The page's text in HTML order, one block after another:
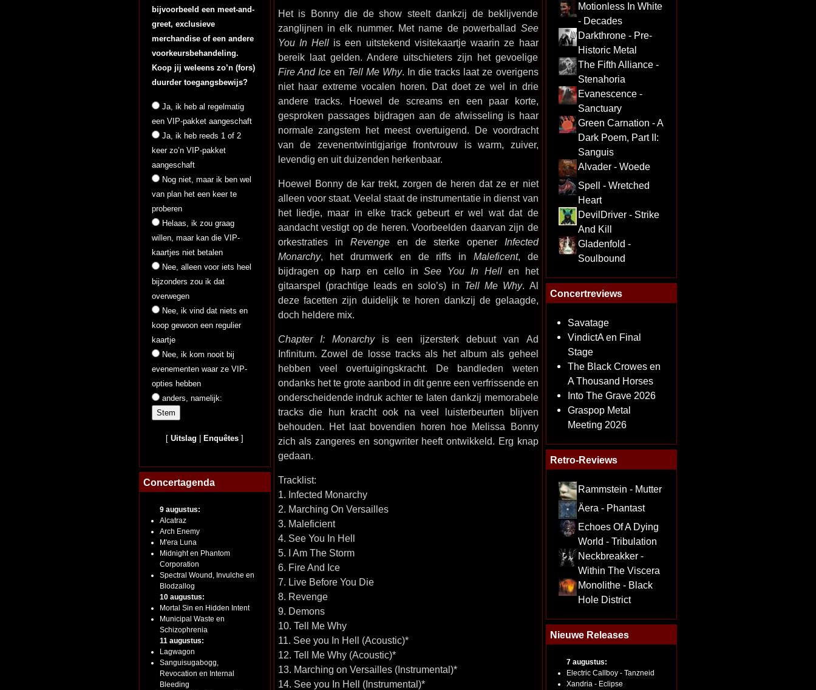
bijvoorbeeld een meet-and-
greet, exclusieve
merchandise of een andere
voorkeursbehandeling.
Koop jij weleens zo’n (fors)
duurder toegangsbewijs?
Ja, ik heb al regelmatig
een VIP-pakket aangeschaft
Ja, ik heb reeds 1 of 2
keer zo’n VIP-pakket
aangeschaft
Nog niet, maar ik ben wel
van plan het een keer te
proberen
Helaas, ik zou graag
willen, maar kan die VIP-
kaartjes niet betalen
Nee, alleen voor iets heel
bijzonders zou ik dat
overwegen
Nee, ik vind dat niets en
koop gewoon een regulier
kaartje
Nee, ik kom nooit bij
evenementen waar ze VIP-
opties hebben
anders, namelijk:
[Uitslag Enquêtes ]
Concertagenda
9 augustus:
Alcatraz
Arch Enemy
M'era Luna
Midnight en Phantom
Corporation
Spectral Wound, Invulche en
Blodzallog
10 augustus:
Mortal Sin en Hidden Intent
Municipal Waste en
Schizophrenia
11 augustus:
Lagwagon
Sanguisugabogg,
Revocation en Internal
Bleeding
Het is Bonny die de show steelt dankzij de beklijvende
zanglijnen in elk nummer. Met name de powerballad See
You In Hellis een uitstekend visitekaartje waarin ze haar
bereik laat gelden. Andere uitschieters zijn het gevoelige
Fire And Iceen Tell Me Why. In die tracks laat ze overigens
niet haar extreme vocalen horen. Dat doet ze wel in drie
andere tracks. Hoewel de screams en een paar korte,
gesproken passages bijdragen aan de afwisseling is haar
normale zangstem het meest overtuigend. De voordracht
van de zevenentwintigjarige frontvrouw is warm, zuiver,
levendig en uit duizenden herkenbaar.
Hoewel Bonny de kar trekt, zorgen de heren dat ze er niet
alleen voor staat. Veelal staat de instrumentatie in dienst van
het liedje, maar in elke track gebeurt er wel wat dat de
aandacht vestigt op de heren. Voorbeelden daarvan zijn de
orkestraties in Revengeen de sterke opener Infected
Monarchy, het drumwerk en de riffs in Maleficent, de
bijdragen op harp en cello inSee You In Hellen het
gitaarspel (prachtige leads en solo’s) in Tell Me Why. Al
deze facetten zijn duidelijk te horen dankzij de gelaagde,
doch heldere mix.
Chapter I: Monarchyis een ijzersterk debuut van Ad
Infinitum. Zowel de losse tracks als het album als geheel
hebben veel overtuigingskracht. De bandleden weten
ondanks het te grote aanbod in dit genre een verfrissende en
onderscheidende indruk achter te laten dankzij memorabele
tracks die hun kracht ook na veel luisterbeurten blijven
behouden. Het laat bovendien horen hoe Melissa Bonny
zich als zangeres en songwriter heeft ontwikkeld. Erg knap
gedaan.
Tracklist:
1. Infected Monarchy
2. Marching On Versailles
3. Maleficient
4. See You In Hell
5. I Am The Storm
6. Fire And Ice
7. Live Before You Die
8. Revenge
9. Demons
10. Tell Me Why
11. See you In Hell (Acoustic)*
12. Tell Me Why (Acoustic)*
13. Marching on Versailles (Instrumental)*
14. See you In Hell (Instrumental)*
Motionless In White
- Decades
Darkthrone - Pre-
Historic Metal
The Fifth Alliance -
Stenahoria
Evanescence -
Sanctuary
Green Carnation - A
Dark Poem, Part II:
Sanguis
Alvader - Woede
Spell - Wretched
Heart
DevilDriver - Strike
And Kill
Gladenfold -
Soulbound
Concertreviews
Savatage
VindictA en Final
Stage
The Black Crowes en
A Thousand Horses
Into The Grave 2026
Graspop Metal
Meeting 2026
Retro-Reviews
Rammstein - Mutter
Äera - Phantast
Echoes Of A Dying
World - Tribulation
Neckbreakker -
Within The Viscera
Monolithe - Black
Hole District
Nieuwe Releases
7 augustus:
Electric Callboy - Tanzneid
Xandria - Eclipse